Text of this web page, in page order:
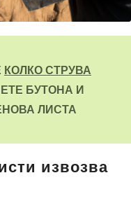
КОЛКО СТРУВА
БУТОНА И
ЛИСТА
извозва